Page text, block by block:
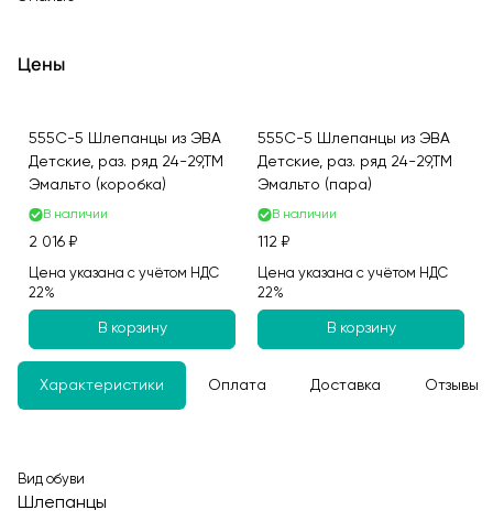
Цены
555C-5 Шлепанцы из ЭВА
Детские, раз. ряд 24-29,ТМ
Эмальто (коробка)
В наличии
2 016 ₽
Цена указана с учётом НДС
22%
В корзину
555C-5 Шлепанцы из ЭВА
Детские, раз. ряд 24-29,ТМ
Эмальто (пара)
В наличии
112 ₽
Цена указана с учётом НДС
22%
В корзину
Характеристики Оплата Доставка Отзывы
Вид обуви
Шлепанцы